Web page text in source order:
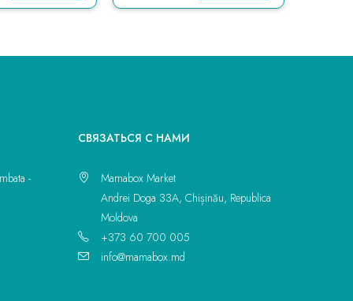
-
CВЯЗАТЬСЯ С НАМИ
Mamabox Market
Andrei Doga 33A, Chișinău, Republica
Moldova
+373 60 700 005
info@mamabox.md